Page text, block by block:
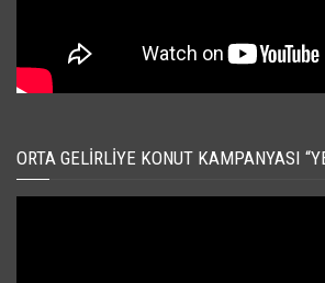
ORTA GELIRLIYE KONUT KAMPANYASI